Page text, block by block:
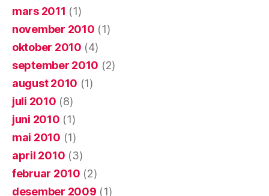
mars 2011 (1)
november 2010 (1)
oktober 2010 (4)
september 2010 (2)
august 2010 (1)
juli 2010 (8)
juni 2010 (1)
mai 2010 (1)
april 2010 (3)
februar 2010 (2)
desember 2009 (1)